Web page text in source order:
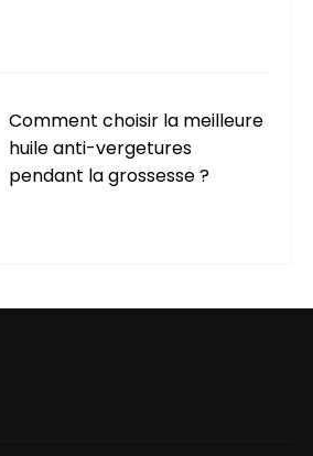
Comment choisir la meilleure
huile anti-vergetures
pendant la grossesse ?